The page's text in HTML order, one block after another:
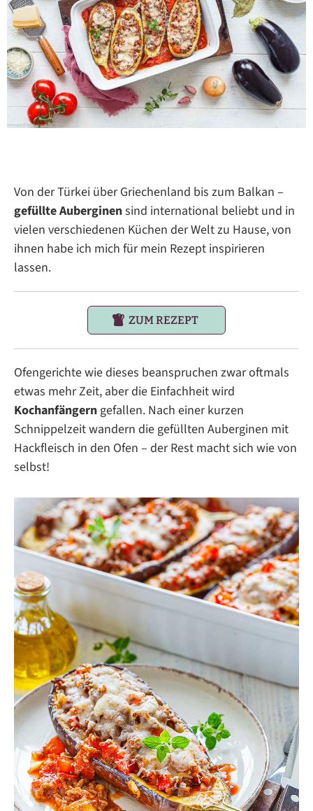
Von der Türkei über Griechenland bis zum Balkan –
gefüllte Auberginensind international beliebt und in
vielen verschiedenen Küchen der Welt zu Hause, von
ihnen habe ich mich für mein Rezept inspirieren
lassen.
ZUM REZEPT
Ofengerichte wie dieses beanspruchen zwar oftmals
etwas mehr Zeit, aber die Einfachheit wird
Kochanfängerngefallen. Nach einer kurzen
Schnippelzeit wandern die gefüllten Auberginen mit
Hackfleisch in den Ofen – der Rest macht sich wie von
selbst!